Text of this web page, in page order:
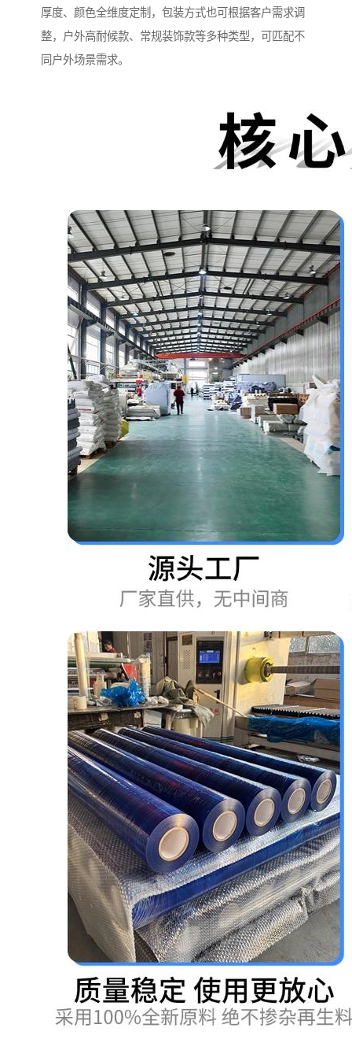
厚度、颜色全维度定制，包装方式也可根据客户需求调
整，户外高耐候款、常规装饰款等多种类型，可匹配不
同户外场景需求。